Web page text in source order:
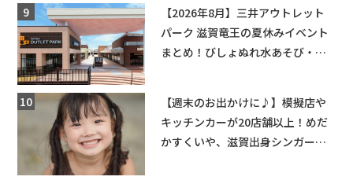
【2026年8月】三井アウトレット
パーク 滋賀竜王の夏休みイベント
まとめ！びしょぬれ水あそび・激
【週末のお出かけに♪】模擬店や
キッチンカーが20店舗以上！めだ
かすくいや、滋賀出身シンガーソ